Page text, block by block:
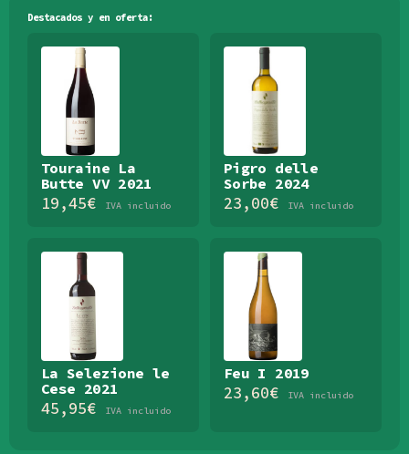
Destacados y en oferta:
Touraine La
Butte VV 2021
19,45€ IVA incluido
Pigro delle
Sorbe 2024
23,00€ IVA incluido
La Selezione le
Cese 2021
45,95€ IVA incluido
Feu I 2019
23,60€ IVA incluido